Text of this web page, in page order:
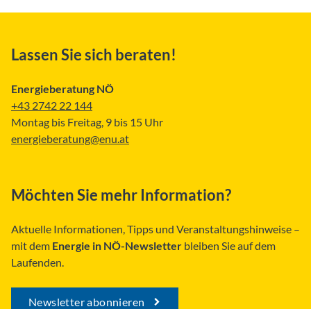
Lassen Sie sich beraten!
Energieberatung NÖ
+43 2742 22 144
Montag bis Freitag, 9 bis 15 Uhr
energieberatung@enu.at
Möchten Sie mehr Information?
Aktuelle Informationen, Tipps und Veranstaltungshinweise –
mit dem Energie in NÖ-Newsletter bleiben Sie auf dem
Laufenden.
Newsletter abonnieren